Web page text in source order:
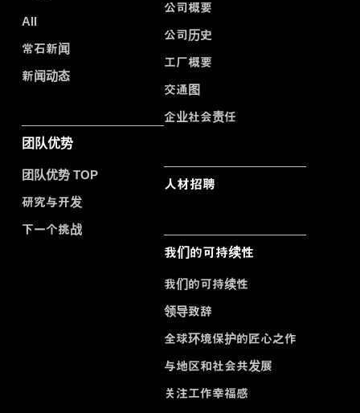
All
常石新闻
新闻动态
团队优势
团队优势 TOP
研究与开发
下一个挑战
公司概要
公司历史
工厂概要
交通图
企业社会责任
人材招聘
我们的可持续性
我们的可持续性
领导致辞
全球环境保护的匠心之作
与地区和社会共发展
关注工作幸福感